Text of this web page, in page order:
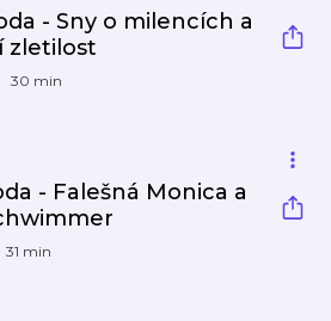
- Sny o milencích a
zletilost
30 min
- Falešná Monica a
31 min